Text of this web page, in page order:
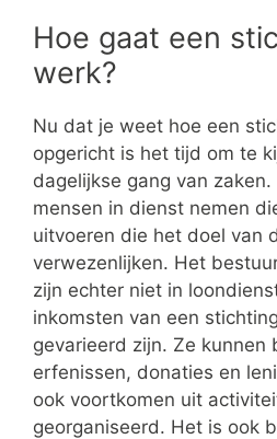
Hoe gaat een
werk?
Nu dat je weet hoe een
opgericht is het tijd om te
dagelijkse gang van
mensen in dienst nemen
uitvoeren die het doel van
verwezenlijken. Het
zijn echter niet in
inkomsten van een
gevarieerd zijn. Ze kunnen
erfenissen, donaties en
ook voortkomen uit
georganiseerd. Het is ook